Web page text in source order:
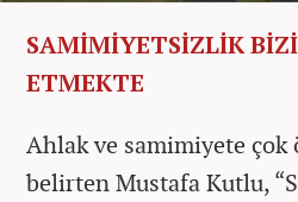
SAMİMİYETSİZLİK
ETMEKTE
Ahlak ve samimiyete
belirten Mustafa Kutlu,